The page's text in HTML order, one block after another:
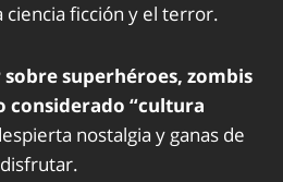
ciencia ficción y el terror.
superhéroes, zombis
considerado “cultura
nostalgia y ganas de
disfrutar.